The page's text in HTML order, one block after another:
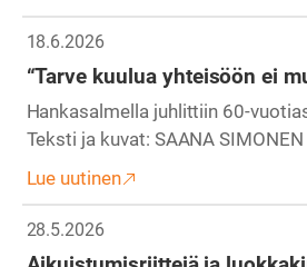
18.6.2026
“Tarve kuulua yhteisöön ei
Hankasalmella juhlittiin 60-
Teksti ja kuvat: SAANA
Lue uutinen
28.5.2026